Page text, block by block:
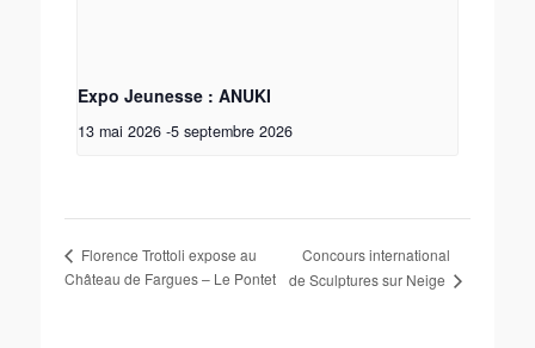
Expo Jeunesse : ANUKI
13 mai 2026 -5 septembre 2026
Florence Trottoli expose au
Château de Fargues – Le Pontet
Concours international
de Sculptures sur Neige